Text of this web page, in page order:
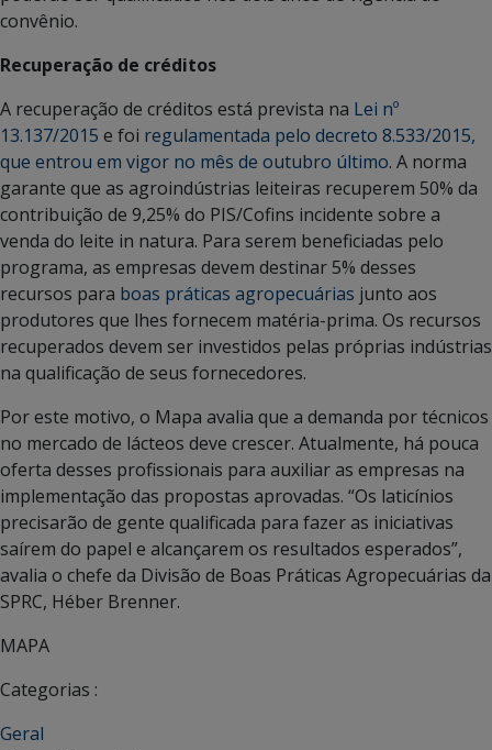
convênio.
Recuperação de créditos
A recuperação de créditos está prevista na Lei nº
13.137/2015 e foi regulamentada pelo decreto 8.533/2015,
que entrou em vigor no mês de outubro último. A norma
garante que as agroindústrias leiteiras recuperem 50% da
contribuição de 9,25% do PIS/Cofins incidente sobre a
venda do leite in natura. Para serem beneficiadas pelo
programa, as empresas devem destinar 5% desses
recursos para boas práticas agropecuárias junto aos
produtores que lhes fornecem matéria-prima. Os recursos
recuperados devem ser investidos pelas próprias indústrias
na qualificação de seus fornecedores.
Por este motivo, o Mapa avalia que a demanda por técnicos
no mercado de lácteos deve crescer. Atualmente, há pouca
oferta desses profissionais para auxiliar as empresas na
implementação das propostas aprovadas. “Os laticínios
precisarão de gente qualificada para fazer as iniciativas
saírem do papel e alcançarem os resultados esperados”,
avalia o chefe da Divisão de Boas Práticas Agropecuárias da
SPRC, Héber Brenner.
MAPA
Categorias :
Geral